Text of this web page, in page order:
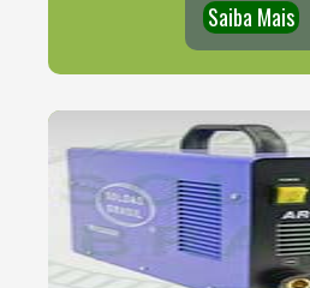
Saiba Mais